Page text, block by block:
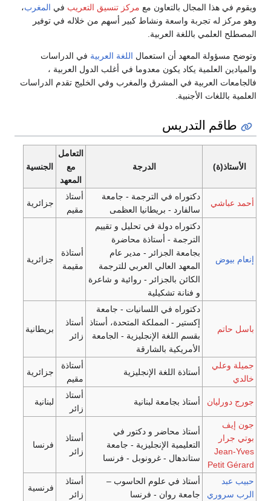
بالتعاون مع مركز تنسيق التعريبفيالمغرب،
ونشاط كبير أسهم من خلاله في توفير
العربية.
أن استعمالاللغة العربيةفي الدراسات
يكون معدوما في أغلب الدول العربية ،
في المشرق والمغرب وفي الخليج تقدم الدراسات
الدرجة
مع
الجنسية
في الترجمة - جامعة
- بريطانيا العظمى
أستاذ
مقيم
جزائرية
دولة في تحليل و تقييم
- أستاذة محاضرة
الجزائر - مدير عام
العالي العربي للترجمة
بالجزائر - روائية و شاعرة
أستاذة
مقيمة
جزائرية
في اللسانيات - جامعة
- المملكة المتحدة، أستاذ
اللغة الإنجليزية - الجامعة
أستاذ
زائر
بريطانية
اللغة الإنجليزية
مقيم
جزائرية
بجامعة لبنانية
زائر
لبنانية
محاضر و دكتور في
الإنجليزية - جامعة
- غرونوبل - فرنسا
أستاذ
زائر
فرنسا
في علوم الحاسوب –
روان - فرنسا
أستاذ
زائر
فرنسية